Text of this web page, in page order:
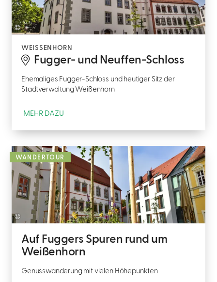
©
WEISSENHORN
Fugger- und Neuffen-Schloss
Ehemaliges Fugger-Schloss und heutiger Sitz der
Stadtverwaltung Weißenhorn
MEHR DAZU
WANDERTOUR
©
Auf Fuggers Spuren rund um
Weißenhorn
Genusswanderung mit vielen Höhepunkten